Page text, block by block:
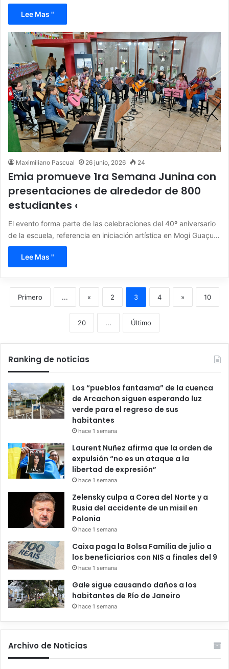
Lee Mas "
Maximiliano Pascual 26 junio, 2026 24
Emia promueve 1ra Semana Junina con
presentaciones de alrededor de 800
estudiantes ‹
El evento forma parte de las celebraciones del 40º aniversario
de la escuela, referencia en iniciación artística en Mogi Guaçu…
Lee Mas "
Primero ... « 2 3 4 » 10
20 ... Último
Ranking de noticias
Los “pueblos fantasma” de la cuenca
de Arcachon siguen esperando luz
verde para el regreso de sus
habitantes
hace 1 semana
Laurent Nuñez afirma que la orden de
expulsión “no es un ataque a la
libertad de expresión”
hace 1 semana
Zelensky culpa a Corea del Norte y a
Rusia del accidente de un misil en
Polonia
hace 1 semana
Caixa paga la Bolsa Família de julio a
los beneficiarios con NIS a finales del 9
hace 1 semana
Gale sigue causando daños a los
habitantes de Río de Janeiro
hace 1 semana
Archivo de Noticias